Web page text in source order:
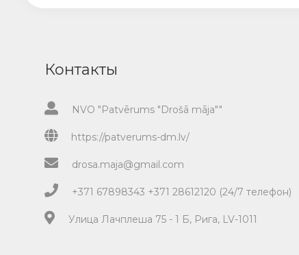
Контакты
NVO "Patvērums "Drošā māja""
https://patverums-dm.lv/
drosa.maja@gmail.com
+371 67898343 +371 28612120 (24/7 телефон)
Улица Лачплеша 75 - 1 Б, Рига, LV-1011